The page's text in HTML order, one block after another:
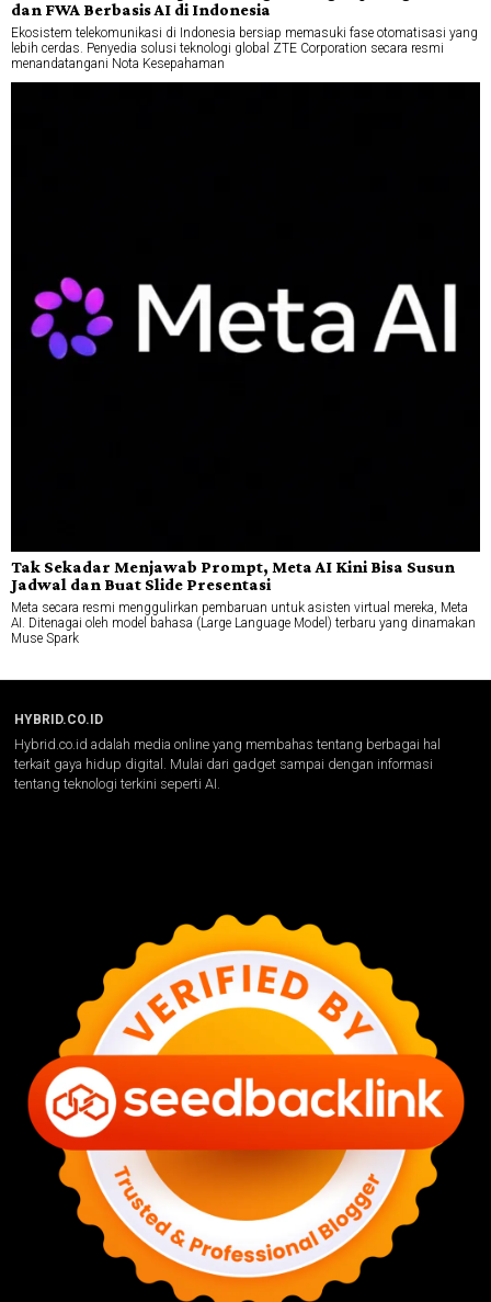
dan FWA Berbasis AI di Indonesia
Ekosistem telekomunikasi di Indonesia bersiap memasuki fase otomatisasi yang
lebih cerdas. Penyedia solusi teknologi global ZTE Corporation secara resmi
menandatangani Nota Kesepahaman
Tak Sekadar Menjawab Prompt, Meta AI Kini Bisa Susun
Jadwal dan Buat Slide Presentasi
Meta secara resmi menggulirkan pembaruan untuk asisten virtual mereka, Meta
AI. Ditenagai oleh model bahasa (Large Language Model) terbaru yang dinamakan
Muse Spark
HYBRID.CO.ID
Hybrid.co.id adalah media online yang membahas tentang berbagai hal
terkait gaya hidup digital. Mulai dari gadget sampai dengan informasi
tentang teknologi terkini seperti AI.